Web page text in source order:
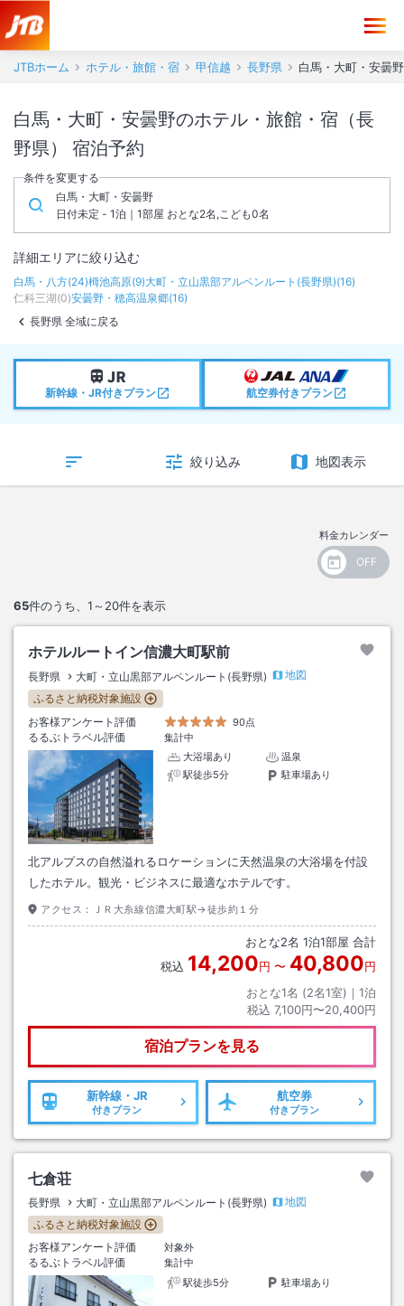
JTBホーム ホテル・旅館・宿 甲信越 長野県 白馬・大町・安曇
白馬・大町・安曇野のホテル・旅館・宿（長
野県） 宿泊予約
条件を変更する
白馬・大町・安曇野
日付未定 - 1泊｜1部屋 おとな2名,こども0名
詳細エリアに絞り込む
白馬・八方(24)栂池高原(9)大町・立山黒部アルペンルート(長野県)(16)
仁科三湖(0)安曇野・穂高温泉郷(16)
長野県 全域に戻る
新幹線・JR付きプラン 航空券付きプラン
絞り込み 地図表示
料金カレンダー
65件のうち、 1～20件を表示
ホテルルートイン信濃大町駅前
長野県 大町・立山黒部アルペンルート(長野県)
地図
ふるさと納税対象施設
お客様アンケート評価
90点
るるぶトラベル評価
集計中
大浴場あり
温泉
駅徒歩5分
駐車場あり
北アルプスの自然溢れるロケーションに天然温泉の大浴場を付設
したホテル。観光・ビジネスに最適なホテルです。
アクセス： ＪＲ大糸線信濃大町駅→徒歩約１分
おとな2名 1泊1部屋 合計
税込 14,200円 〜 40,800円
おとな1名 (2名1室)｜ 1泊
税込 7,100円〜20,400円
宿泊プランを見る
新幹線・JR
付きプラン
航空券
付きプラン
七倉荘
長野県 大町・立山黒部アルペンルート(長野県)
地図
ふるさと納税対象施設
お客様アンケート評価
対象外
るるぶトラベル評価
集計中
駅徒歩5分
駐車場あり